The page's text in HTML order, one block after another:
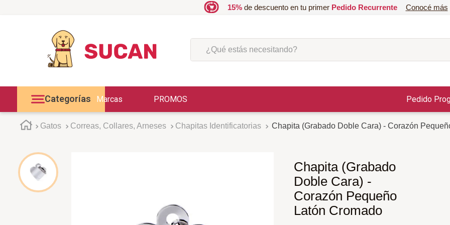
15%de descuento en tu primer Pedido Recurrente Conocé más
¿Qué estás necesitando?
Categorías Marcas PROMOS Pedido
Gatos Correas, Collares, Arneses Chapitas Identificatorias Chapita (Grabado Doble Cara) - Corazón
Chapita (Grabado
Doble Cara) -
Corazón Pequeño
Latón Cromado